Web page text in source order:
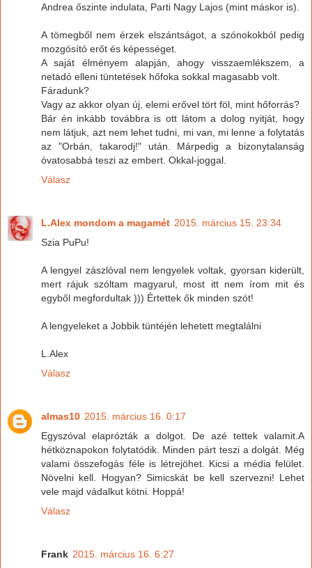
Andrea őszinte indulata, Parti Nagy Lajos (mint máskor is).
A tömegből nem érzek elszántságot, a szónokokból pedig
mozgósító erőt és képességet.
A saját élményem alapján, ahogy visszaemlékszem, a
netadó elleni tüntetések hőfoka sokkal magasabb volt.
Fáradunk?
Vagy az akkor olyan új, elemi erővel tört föl, mint hőforrás?
Bár én inkább továbbra is ott látom a dolog nyitját, hogy
nem látjuk, azt nem lehet tudni, mi van, mi lenne a folytatás
az "Orbán, takarodj!" után. Márpedig a bizonytalanság
óvatosabbá teszi az embert. Okkal-joggal.
Válasz
L.Alex mondom a magamét 2015. március 15. 23:34
Szia PuPu!
A lengyel zászlóval nem lengyelek voltak, gyorsan kiderült,
mert rájuk szóltam magyarul, most itt nem írom mit és
egyből megfordultak ))) Értettek ők minden szót!
A lengyeleket a Jobbik tüntéjén lehetett megtalálni
L.Alex
Válasz
almas10 2015. március 16. 0:17
Egyszóval elaprózták a dolgot. De azé tettek valamit.A
hétköznapokon folytatódik. Minden párt teszi a dolgát. Még
valami összefogás féle is létrejöhet. Kicsi a média felület.
Növelni kell. Hogyan? Simicskát be kell szervezni! Lehet
vele majd vádalkut kötni. Hoppá!
Válasz
Frank 2015. március 16. 6:27